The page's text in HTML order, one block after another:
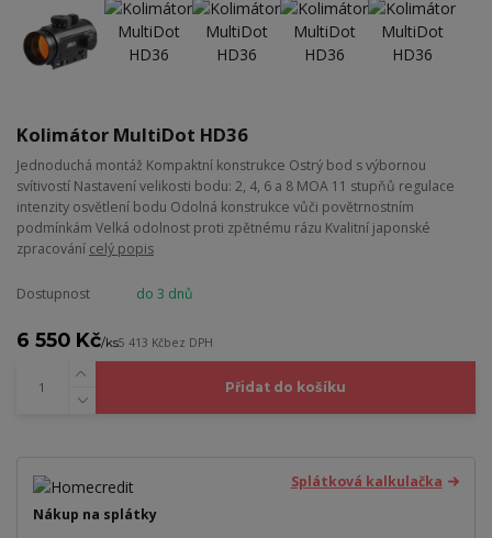
Kolimátor MultiDot HD36
Jednoduchá montáž Kompaktní konstrukce Ostrý bod s výbornou
svítivostí Nastavení velikosti bodu: 2, 4, 6 a 8 MOA 11 stupňů regulace
intenzity osvětlení bodu Odolná konstrukce vůči povětrnostním
podmínkám Velká odolnost proti zpětnému rázu Kvalitní japonské
zpracování celý popis
Dostupnost do 3 dnů
6 550 Kč/ks5 413 Kčbez DPH
Přidat do košíku
Splátková kalkulačka
Nákup na splátky